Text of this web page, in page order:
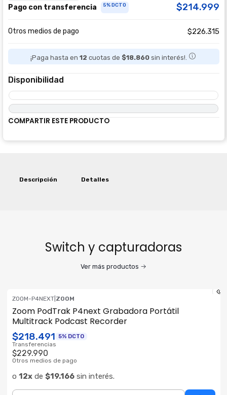
Pago con transferencia 5% DCTO $214.999
Otros medios de pago $226.315
¡Paga hasta en 12 cuotas de $18.860 sin interés!.
Disponibilidad
COMPARTIR ESTE PRODUCTO
Descripción Detalles
Switch y capturadoras
Ver más productos
ZOOM-P4NEXT| ZOOM
Zoom PodTrak P4next Grabadora Portátil
Multitrack Podcast Recorder
$218.491 5% DCTO
Transferencias
$229.990
Otros medios de pago
o 12xde $19.166sin interés.